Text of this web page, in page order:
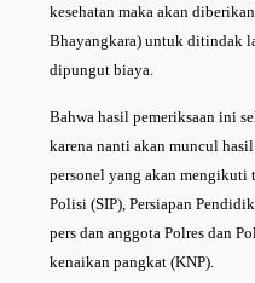
kesehatan maka akan
Bhayangkara) untuk ditindak
dipungut biaya.
Bahwa hasil pemeriksaan ini
karena nanti akan muncul
personel yang akan mengikuti
Polisi (SIP), Persiapan
pers dan anggota Polres dan
kenaikan pangkat (KNP).